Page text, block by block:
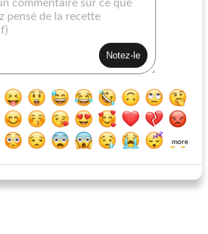
meilleurs sandies aux pacanes
more